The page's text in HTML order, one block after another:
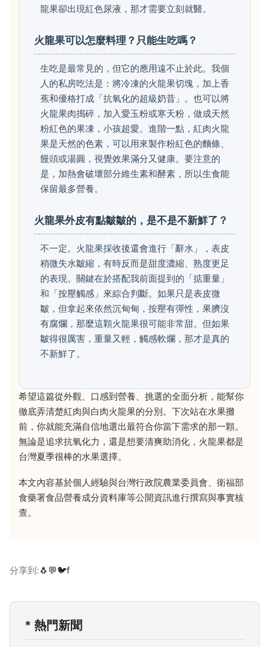
龍果卻出現紅色尿液，那才需要立刻就醫。
火龍果可以怎麼料理？只能生吃嗎？
生吃是最常見的，但它的應用遠不止於此。我個
人的私房吃法是：將冷凍的火龍果切塊，加上香
蕉和優格打成「抗氧化的超級奶昔」。也可以將
火龍果肉搗碎，加入愛玉粉或寒天粉，做成天然
粉紅色的果凍，小孩超愛。進階一點，紅肉火龍
果是天然的色素，可以用來製作粉紅色的麵條、
饅頭或湯圓，視覺效果滿分又健康。要注意的
是，加熱會破壞部分維生素和酵素，所以生食能
保留最多營養。
火龍果外皮有點皺皺的，是不是不新鮮了？
不一定。火龍果採收後還會進行「辭水」，表皮
稍微失水皺縮，有時反而是甜度濃縮、熟度更足
的表現。關鍵在於搭配我前面提到的「掂重量」
和「按壓觸感」來綜合判斷。如果只是表皮微
皺，但拿起來依然沉甸甸，按壓有彈性，果臍沒
有腐爛，那麼這顆火龍果很可能非常甜。但如果
皺得很厲害，重量又輕，觸感軟爛，那才是真的
不新鮮了。
希望這篇從外觀、口感到營養、挑選的全面分析，能幫你
徹底弄清楚紅肉與白肉火龍果的分別。下次站在水果攤
前，你就能充滿自信地選出最符合你當下需求的那一顆。
無論是追求抗氧化力，還是想要清爽助消化，火龍果都是
台灣夏季很棒的水果選擇。
本文內容基於個人經驗與台灣行政院農業委員會、衛福部
食藥署食品營養成分資料庫等公開資訊進行撰寫與事實核
查。
分享到:🐧💬🐦f
* 熱門新聞